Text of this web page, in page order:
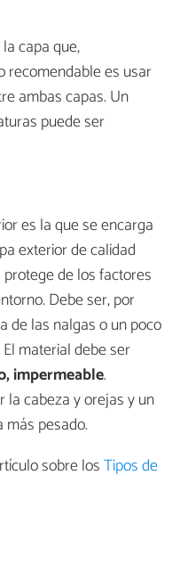
capa que,
recomendable es usar
ambas capas. Un
puede ser
es la que se encarga
exterior de calidad
de los factores
Debe ser, por
de las nalgas o un poco
material debe ser
impermeable.
la cabeza y orejas y un
pesado.
sobre losTipos de